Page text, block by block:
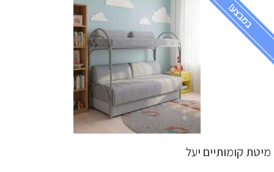
במבצע!
מיטת קומותיים יעל